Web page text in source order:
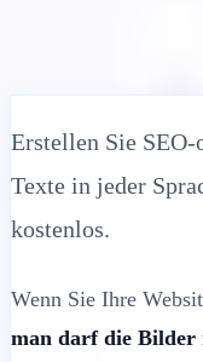
Erstellen Sie
Texte in jeder
kostenlos.
Wenn Sie Ihre
man darf die Bilder